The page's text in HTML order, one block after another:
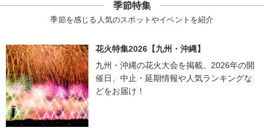
季節特集
季節を感じる人気のスポットやイベントを紹介
花火特集2026【九州・沖縄】
九州・沖縄の花火大会を掲載。2026年の開
催日、中止・延期情報や人気ランキングな
どをお届け！